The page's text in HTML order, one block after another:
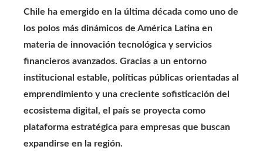
Chile ha emergido en la última década como uno de
los polos más dinámicos de América Latina en
materia de innovación tecnológica y servicios
financieros avanzados. Gracias a un entorno
institucional estable, políticas públicas orientadas al
emprendimiento y una creciente sofisticación del
ecosistema digital, el país se proyecta como
plataforma estratégica para empresas que buscan
expandirse en la región.